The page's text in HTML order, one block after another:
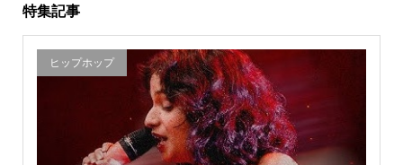
特集記事
ヒップホップ